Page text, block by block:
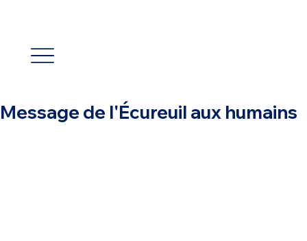
Message de l'Écureuil aux humains